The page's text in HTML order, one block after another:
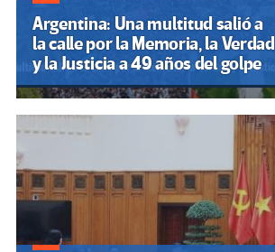
Argentina: Una multitud salió a
la calle por la Memoria, la Verdad
y la Justicia a 49 años del golpe